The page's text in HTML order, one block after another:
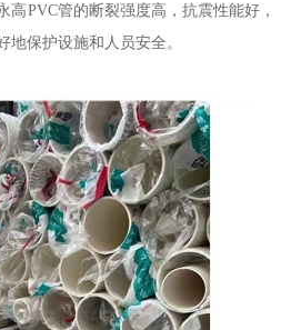
高PVC管的断裂强度高，抗震性能好，
地保护设施和人员安全。